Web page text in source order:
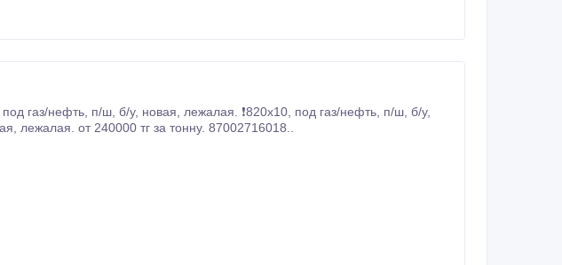
новая, лежалая. ❗820х11, под газ/нефть, п/ш, б/у, новая, лежалая. от 240000 тг за тонну. 87002716018..